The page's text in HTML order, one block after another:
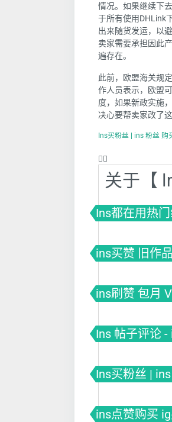
情况。如果继续下
于所有使用DHLink
出来随货发运，以
卖家需要承担因此
遍存在。
此前，欧盟海关规
作人员表示，欧盟
度，如果新政实施
决心要帮卖家改了
Ins买粉丝 | ins 粉丝 购
❤️‍🔥
关于【
Ins都在用热
ins买赞 旧作
ins刷赞 包月
Ins 帖子评论
Ins买粉丝 |
ins点赞购买